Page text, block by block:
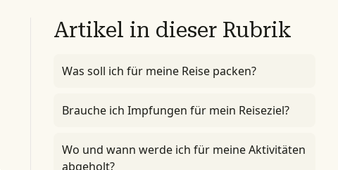
Artikel in dieser Rubrik
Was soll ich für meine Reise packen?
Brauche ich Impfungen für mein Reiseziel?
Wo und wann werde ich für meine Aktivitäten
abgeholt?